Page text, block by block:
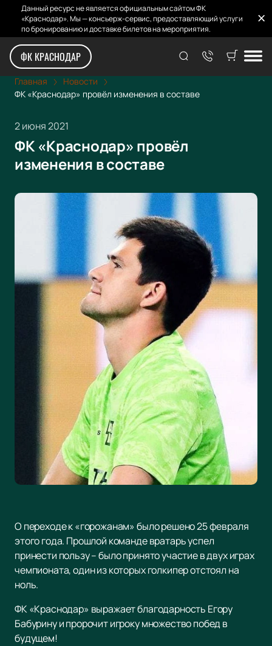
Данный ресурс не является официальным сайтом ФК
«Краснодар». Мы — консьерж-сервис, предоставляющий услуги
по бронированию и доставке билетов на мероприятия.
ФК КРАСНОДАР
Главная
Новости
ФК «Краснодар» провёл изменения в составе
2 июня 2021
ФК «Краснодар» провёл
изменения в составе
О переходе к «горожанам» было решено 25 февраля
этого года. Прошлой команде вратарь успел
принести пользу – было принято участие в двух играх
чемпионата, один из которых голкипер отстоял на
ноль.
ФК «Краснодар» выражает благодарность Егору
Бабурину и пророчит игроку множество побед в
будущем!